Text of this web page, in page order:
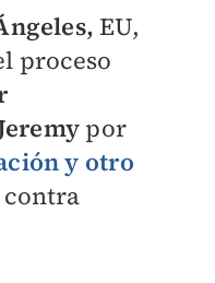
EU,
proceso
por
y otro
contra